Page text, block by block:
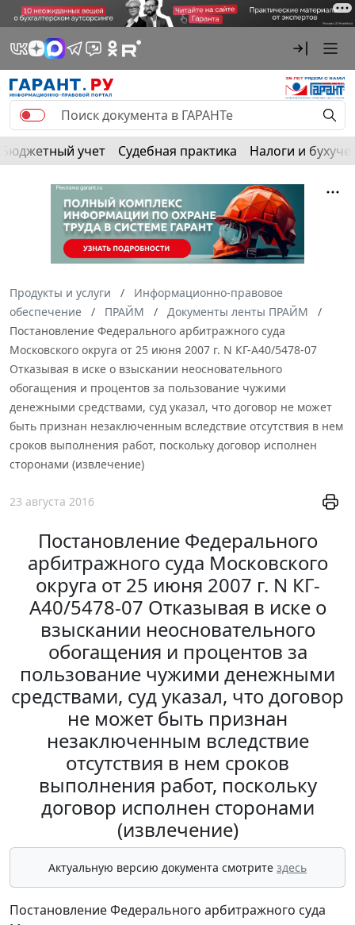
Бюджетный учет Судебная практика Налоги и
Продукты и услуги
Информационно-правовое
обеспечение
ПРАЙМ
Документы ленты ПРАЙМ
Постановление Федерального арбитражного суда
Московского округа от 25 июня 2007 г. N КГ-А40/5478-07
Отказывая в иске о взыскании неосновательного
обогащения и процентов за пользование чужими
денежными средствами, суд указал, что договор не может
быть признан незаключенным вследствие отсутствия в нем
сроков выполнения работ, поскольку договор исполнен
сторонами (извлечение)
23 августа 2016
Постановление Федерального
арбитражного суда Московского
округа от 25 июня 2007 г. N КГ-
А40/5478-07 Отказывая в иске о
взыскании неосновательного
обогащения и процентов за
пользование чужими денежными
средствами, суд указал, что договор
не может быть признан
незаключенным вследствие
отсутствия в нем сроков
выполнения работ, поскольку
договор исполнен сторонами
(извлечение)
Актуальную версию документа смотрите здесь
Постановление Федерального арбитражного суда